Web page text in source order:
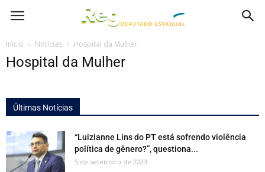
Inicio Notícias Hospital da Mulher
Hospital da Mulher
Últimas Notícias
“Luizianne Lins do PT está sofrendo violência
política de gênero?”, questiona...
5 de setembro de 2023